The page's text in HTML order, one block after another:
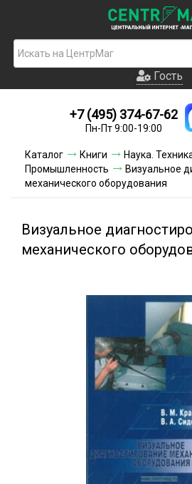
Гость
Новинки
Условия
Условия
Акции и скидки
Гость
+7 (495) 374-67-62
Пн-Пт 9:00-19:00
Каталог Книги
Наука.
Промышленность
Визуальное
механического оборудования
Визуальное
механического